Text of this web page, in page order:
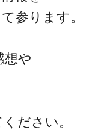
参ります。
想や
ださい。